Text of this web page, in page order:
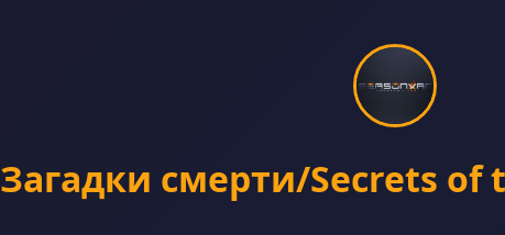
Загадки смерти/Secrets of